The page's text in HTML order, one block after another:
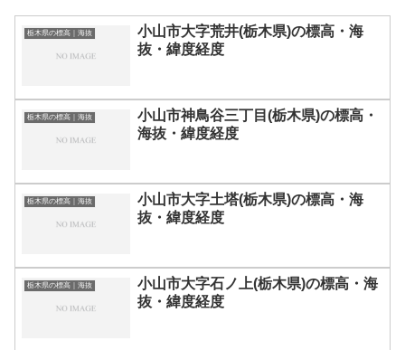
栃木県の標高｜海抜
小山市大字荒井(栃木県)の標高・海
抜・緯度経度
栃木県の標高｜海抜
小山市神鳥谷三丁目(栃木県)の標高・
海抜・緯度経度
栃木県の標高｜海抜
小山市大字土塔(栃木県)の標高・海
抜・緯度経度
栃木県の標高｜海抜
小山市大字石ノ上(栃木県)の標高・海
抜・緯度経度